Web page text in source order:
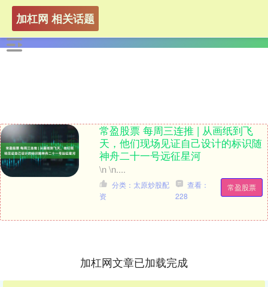
加杠网 相关话题
常盈股票 每周三连推 | 从画纸到飞
天，他们现场见证自己设计的标识随
神舟二十一号远征星河
\n \n....
常盈股票
分类：太原炒股配
资
查看：
228
加杠网文章已加载完成